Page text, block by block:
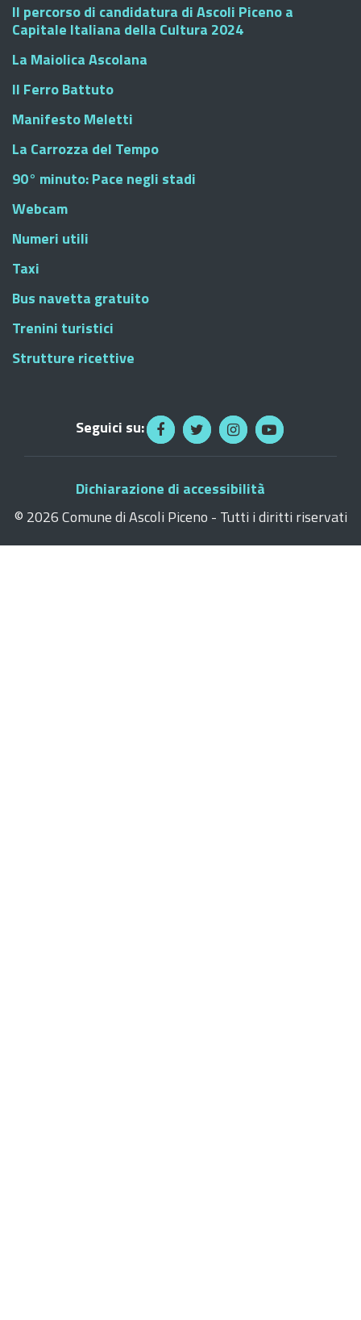
Il percorso di candidatura di Ascoli Piceno a
Capitale Italiana della Cultura 2024
La Maiolica Ascolana
Il Ferro Battuto
Manifesto Meletti
La Carrozza del Tempo
90° minuto: Pace negli stadi
Webcam
Numeri utili
Taxi
Bus navetta gratuito
Trenini turistici
Strutture ricettive
Seguici su:
Dichiarazione di accessibilità
© 2026 Comune di Ascoli Piceno - Tutti i diritti riservati